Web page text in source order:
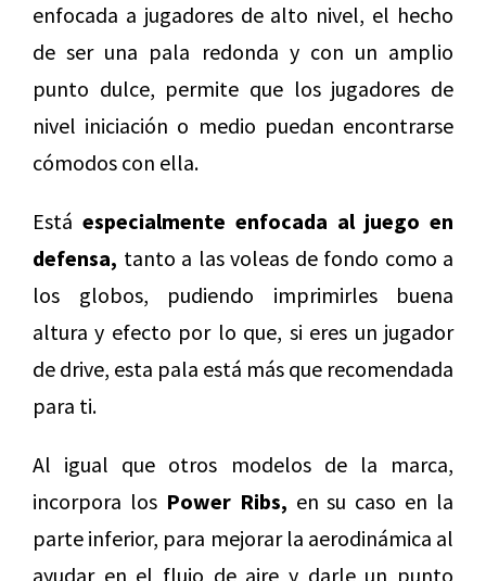
enfocada a jugadores de alto nivel, el hecho
de ser una pala redonda y con un amplio
punto dulce, permite que los jugadores de
nivel iniciación o medio puedan encontrarse
cómodos con ella.
Está especialmente enfocada al juego en
defensa, tanto a las voleas de fondo como a
los globos, pudiendo imprimirles buena
altura y efecto por lo que, si eres un jugador
de drive, esta pala está más que recomendada
para ti.
Al igual que otros modelos de la marca,
incorpora los Power Ribs, en su caso en la
parte inferior, para mejorar la aerodinámica al
ayudar en el flujo de aire y darle un punto